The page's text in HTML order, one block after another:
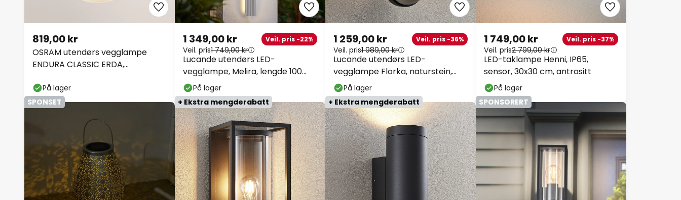
OSRAM utendørs vegglampe
ENDURA CLASSIC ERDA,
819,00 kr
På lager
Lucande utendørs LED-
vegglampe, Melira, lengde 100
cm, lysegrå
1 349,00 kr Veil. pris -22%
Veil. pris1 749,00 kr
På lager
Lucande utendørs LED-
vegglampe Florka, naturstein,
hengende kurv
1 259,00 kr Veil. pris -36%
Veil. pris1 989,00 kr
På lager
LED-taklampe Henni, IP65,
sensor, 30x30 cm, antrasitt
1 749,00 kr Veil. pris -37%
Veil. pris2 799,00 kr
På lager
SPONSET
+ Ekstra mengderabatt + Ekstra mengderabatt SPONSORERT